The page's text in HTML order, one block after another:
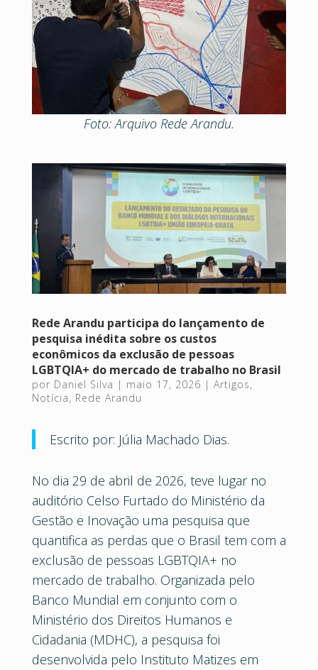
Foto: Arquivo Rede Arandu.
Rede Arandu participa do lançamento de
pesquisa inédita sobre os custos
econômicos da exclusão de pessoas
LGBTQIA+ do mercado de trabalho no Brasil
por Daniel Silva | maio 17, 2026 | Artigos,
Notícia, Rede Arandu
Escrito por: Júlia Machado Dias.
No dia 29 de abril de 2026, teve lugar no
auditório Celso Furtado do Ministério da
Gestão e Inovação uma pesquisa que
quantifica as perdas que o Brasil tem com a
exclusão de pessoas LGBTQIA+ no
mercado de trabalho. Organizada pelo
Banco Mundial em conjunto com o
Ministério dos Direitos Humanos e
Cidadania (MDHC), a pesquisa foi
desenvolvida pelo Instituto Matizes em